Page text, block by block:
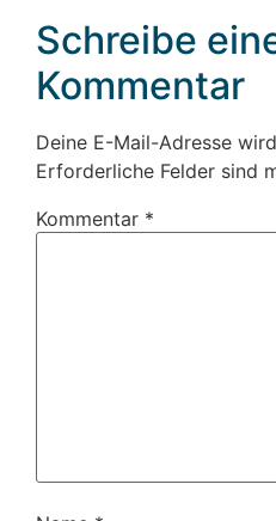
Schreibe
Kommentar
Deine E-Mail-Adresse
Erforderliche Felder sind
Kommentar *